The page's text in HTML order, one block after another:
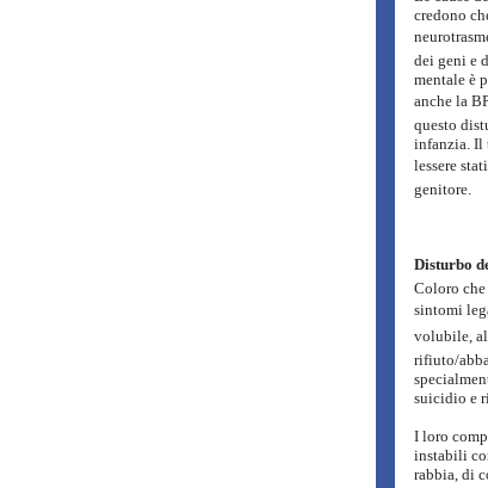
credono
dei geni e
mentale è
anche la
questo
infanzia. Il
lessere
genitore.
Disturbo
Coloro
sintomi
volubile,
rifiuto/
suicidio e
I loro
instabili
rabbia, di